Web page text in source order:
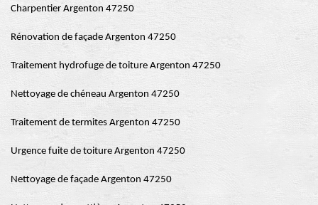
Charpentier Argenton 47250
Rénovation de façade Argenton 47250
Traitement hydrofuge de toiture Argenton 47250
Nettoyage de chéneau Argenton 47250
Traitement de termites Argenton 47250
Urgence fuite de toiture Argenton 47250
Nettoyage de façade Argenton 47250